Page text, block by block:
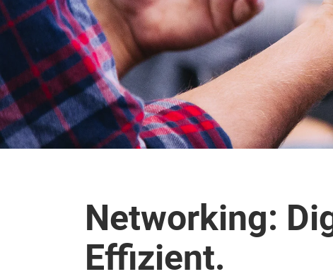
Networking:
Effizient.